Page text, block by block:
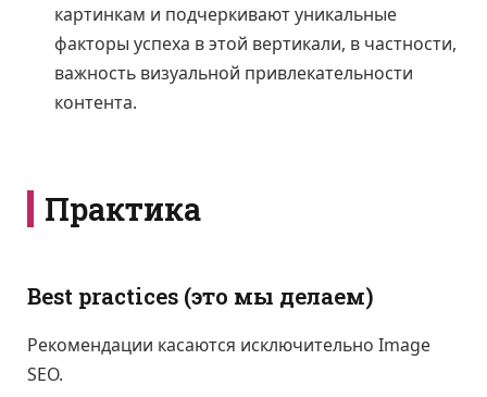
картинкам и подчеркивают уникальные
факторы успеха в этой вертикали, в частности,
важность визуальной привлекательности
контента.
Практика
Best practices (это мы делаем)
Рекомендации касаются исключительно Image
SEO.